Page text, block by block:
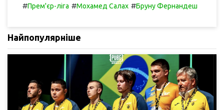
#Прем'єр-ліга #Мохамед Салах #Бруну Фернандеш
Найпопулярніше